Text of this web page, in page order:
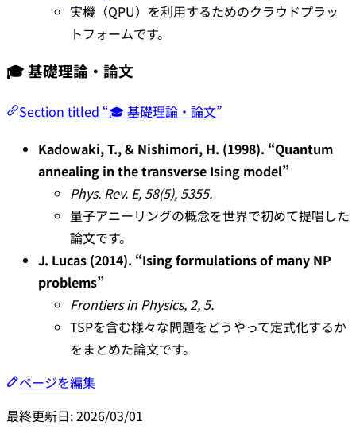
実機（QPU）を利用するためのクラウドプラッ
トフォームです。
🎓 基礎理論・論文
Section titled “🎓 基礎理論・論文”
Kadowaki, T., & Nishimori, H. (1998). “Quantum
annealing in the transverse Ising model”
Phys. Rev. E, 58(5), 5355.
量子アニーリングの概念を世界で初めて提唱した
論文です。
J. Lucas (2014). “Ising formulations of many NP
problems”
Frontiers in Physics, 2, 5.
TSPを含む様々な問題をどうやって定式化するか
をまとめた論文です。
ページを編集
最終更新日:2026/03/01